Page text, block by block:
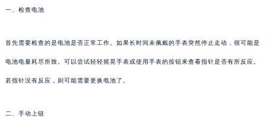
一、检查电池
首先需要检查的是电池是否正常工作。如果长时间未佩戴的手表突然停止走动，很可能是
电池电量耗尽所致。可以尝试轻轻摇晃手表或使用手表的按钮来查看指针是否有所反应。
若指针没有反应，则可能需要更换电池了。
二、手动上链